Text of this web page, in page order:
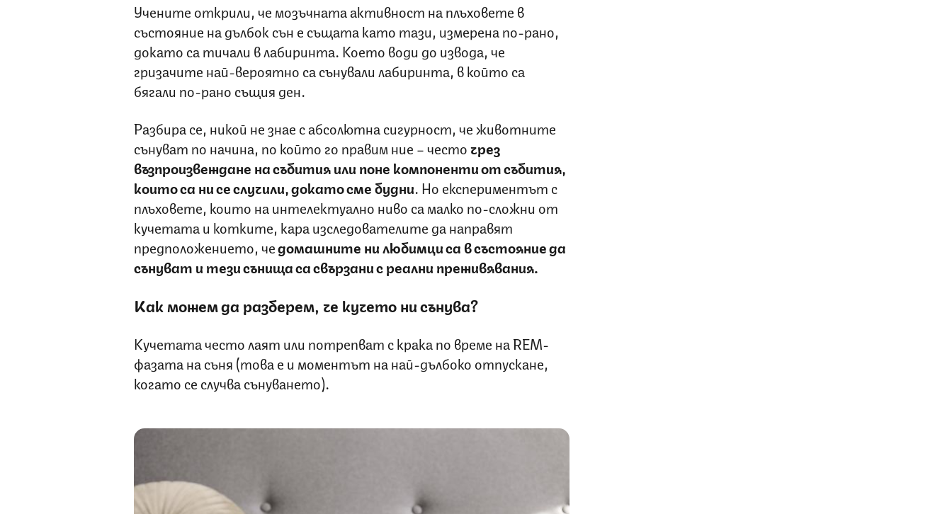
Учените открили, че мозъчната активност на плъховете в
състояние на дълбок сън е същата като тази, измерена по-рано,
докато са тичали в лабиринта. Което води до извода, че
гризачите най-вероятно са сънували лабиринта, в който са
бягали по-рано същия ден.
Разбира се, никой не знае с абсолютна сигурност, че животните
сънуват по начина, по който го правим ние – честочрез
възпроизвеждане на събития или поне компоненти от събития,
които са ни се случили, докато сме будни. Но експериментът с
плъховете, които на интелектуално ниво са малко по-сложни от
кучетата и котките, кара изследователите да направят
предположението, чедомашните ни любимци са в състояние да
сънуват и тези сънища са свързани с реални преживявания.
Как можем да разберем, че кучето ни сънува?
Кучетата често лаят или потрепват с крака по време на REM-
фазата на съня (това е и моментът на най-дълбоко отпускане,
когато се случва сънуването).